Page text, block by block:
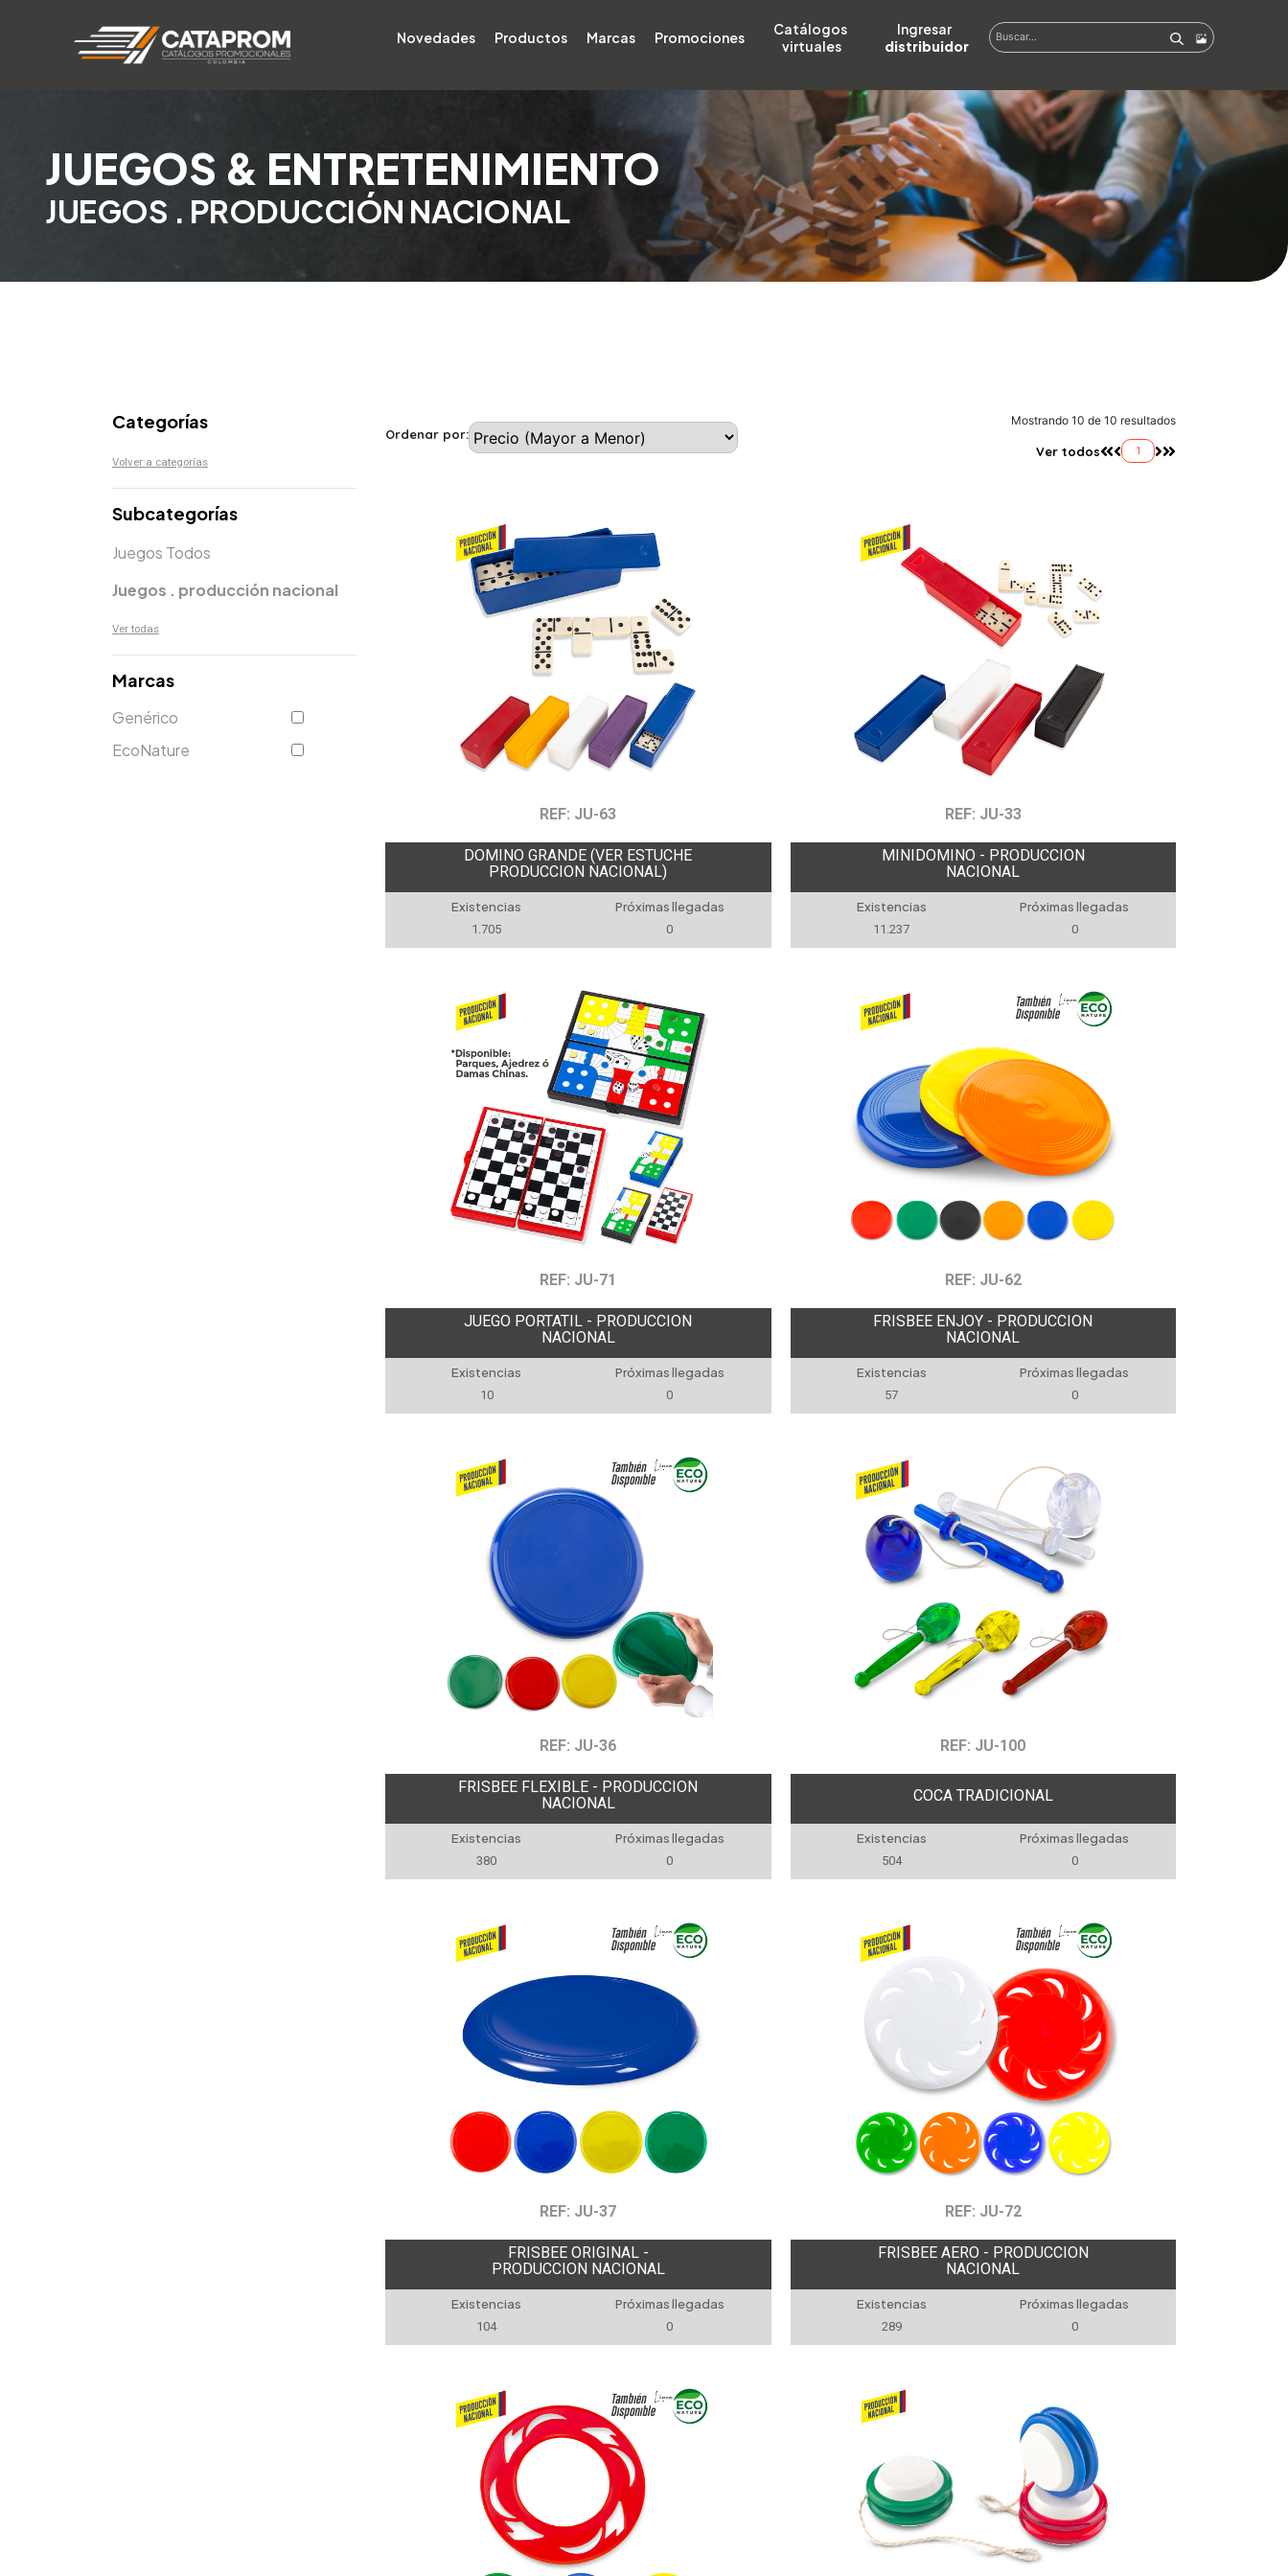
Novedades Productos Marcas Promociones
Catálogos
virtuales
distribuidor
JUEGOS & ENTRETENIMIENTO
JUEGOS . PRODUCCIÓN NACIONAL
Categorías
Volver a categorías
Subcategorías
Juegos Todos
Juegos . producción nacional
Ver todas
Marcas
Genérico
EcoNature
Ordenar por:
Mostrando 10 de 10 resultados
Ver todos 1
REF: JU-63
DOMINO GRANDE (VER ESTUCHE
PRODUCCION NACIONAL)
Existencias
1.705
Próximas llegadas
0
REF: JU-33
MINIDOMINO - PRODUCCION
NACIONAL
Existencias
11.237
Próximas llegadas
0
REF: JU-71
JUEGO PORTATIL - PRODUCCION
NACIONAL
Existencias
10
Próximas llegadas
0
REF: JU-62
FRISBEE ENJOY - PRODUCCION
NACIONAL
Existencias
57
Próximas llegadas
0
REF: JU-36
FRISBEE FLEXIBLE - PRODUCCION
NACIONAL
Existencias
380
Próximas llegadas
0
REF: JU-100
COCA TRADICIONAL
Existencias
504
Próximas llegadas
0
REF: JU-37
FRISBEE ORIGINAL -
PRODUCCION NACIONAL
Existencias
104
Próximas llegadas
0
REF: JU-72
FRISBEE AERO - PRODUCCION
NACIONAL
Existencias
289
Próximas llegadas
0